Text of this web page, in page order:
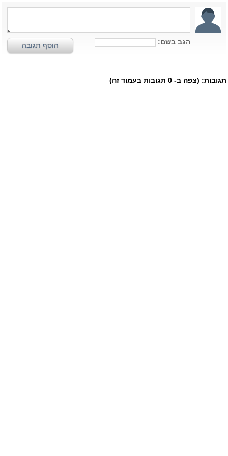
הגב בשם: הוסף תגובה
תגובות: (צפה ב- 0 תגובות בעמוד זה)